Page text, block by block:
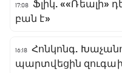
17:08
Ֆլիկ. ««Ռեալի»
բան է»
16:18 Հոնկոնգ.
պարտվեցին